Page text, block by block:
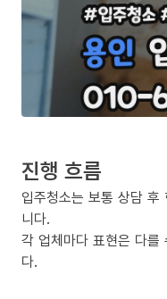
진행 흐름
입주청소는 보통 상담 후
니다.
각 업체마다 표현은 다를
다.